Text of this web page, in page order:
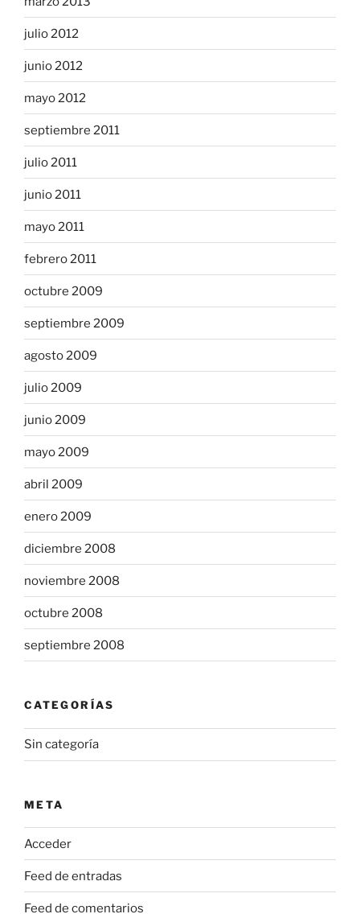
julio 2012
junio 2012
mayo 2012
septiembre 2011
julio 2011
junio 2011
mayo 2011
febrero 2011
octubre 2009
septiembre 2009
agosto 2009
julio 2009
junio 2009
mayo 2009
abril 2009
enero 2009
diciembre 2008
noviembre 2008
octubre 2008
septiembre 2008
CATEGORÍAS
Sin categoría
META
Acceder
Feed de entradas
Feed de comentarios